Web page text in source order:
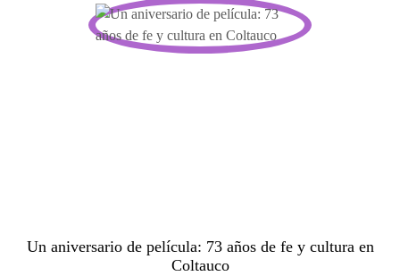
Un aniversario de película: 73 años de fe y cultura en
Coltauco